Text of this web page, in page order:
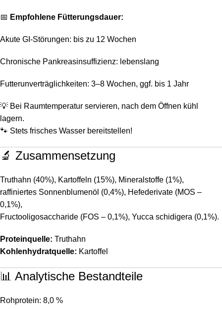
📅 Empfohlene Fütterungsdauer:
Akute GI-Störungen: bis zu 12 Wochen
Chronische Pankreasinsuffizienz: lebenslang
Futterunverträglichkeiten: 3–8 Wochen, ggf. bis 1 Jahr
💡 Bei Raumtemperatur servieren, nach dem Öffnen kühl
lagern.
🐾 Stets frisches Wasser bereitstellen!
🔬 Zusammensetzung
Truthahn (40%), Kartoffeln (15%), Mineralstoffe (1%),
raffiniertes Sonnenblumenöl (0,4%), Hefederivate (MOS –
0,1%),
Fructooligosaccharide (FOS – 0,1%), Yucca schidigera (0,1%).
Proteinquelle: Truthahn
Kohlenhydratquelle: Kartoffel
📊 Analytische Bestandteile
Rohprotein: 8,0 %